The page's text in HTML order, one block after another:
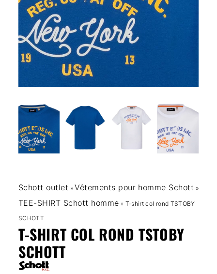
Schott outlet »Vêtements pour homme Schott »
TEE-SHIRT Schott homme » T-shirt col rond TSTOBY
SCHOTT
T-SHIRT COL ROND TSTOBY
SCHOTT